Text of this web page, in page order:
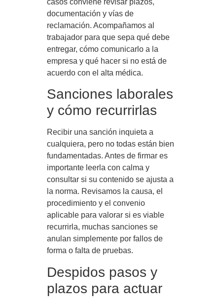
documentación y vías de
reclamación. Acompañamos al
trabajador para que sepa qué debe
entregar, cómo comunicarlo a la
empresa y qué hacer si no está de
acuerdo con el alta médica.
Sanciones laborales
y cómo recurrirlas
Recibir una sanción inquieta a
cualquiera, pero no todas están bien
fundamentadas. Antes de firmar es
importante leerla con calma y
consultar si su contenido se ajusta a
la norma. Revisamos la causa, el
procedimiento y el convenio
aplicable para valorar si es viable
recurrirla, muchas sanciones se
anulan simplemente por fallos de
forma o falta de pruebas.
Despidos pasos y
plazos para actuar